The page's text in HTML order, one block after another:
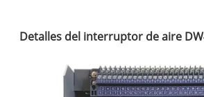
Detalles del interruptor de aire